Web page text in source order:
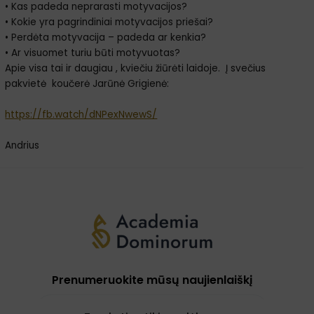
• Kas padeda neprarasti motyvacijos?
• Kokie yra pagrindiniai motyvacijos priešai?
• Perdėta motyvacija – padeda ar kenkia?
• Ar visuomet turiu būti motyvuotas?
Apie visa tai ir daugiau , kviečiu žiūrėti laidoje. Į svečius
pakvietė koučerė Jarūnė Grigienė:
https://fb.watch/dNPexNwewS/
Andrius
Prenumeruokite mūsų naujienlaiškį